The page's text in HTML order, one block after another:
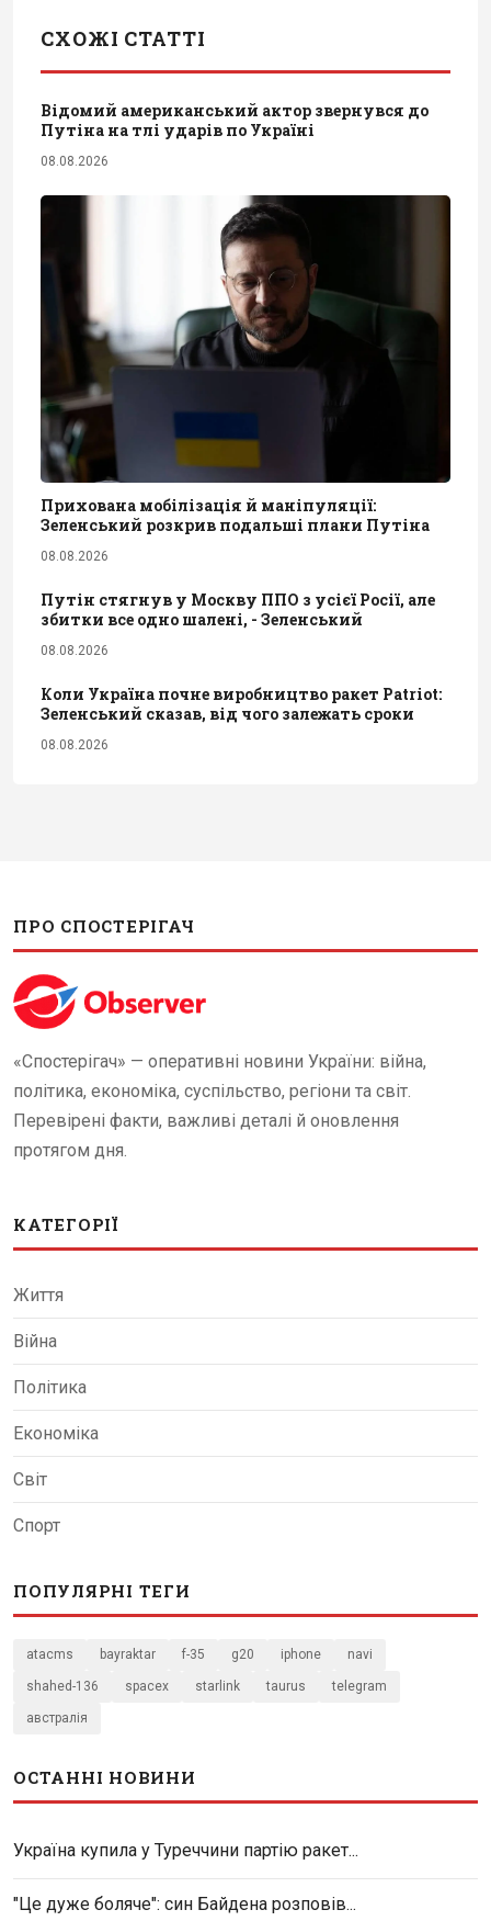
СХОЖІ СТАТТІ
Відомий американський актор звернувся до
Путіна на тлі ударів по Україні
08.08.2026
Прихована мобілізація й маніпуляції:
Зеленський розкрив подальші плани Путіна
08.08.2026
Путін стягнув у Москву ППО з усієї Росії, але
збитки все одно шалені, - Зеленський
08.08.2026
Коли Україна почне виробництво ракет Patriot:
Зеленський сказав, від чого залежать сроки
08.08.2026
ПРО СПОСТЕРІГАЧ
«Спостерігач» — оперативні новини України: війна,
політика, економіка, суспільство, регіони та світ.
Перевірені факти, важливі деталі й оновлення
протягом дня.
КАТЕГОРІЇ
Життя
Війна
Політика
Економіка
Світ
Спорт
ПОПУЛЯРНІ ТЕГИ
atacms bayraktar f-35 g20 iphone navi
shahed-136 spacex starlink taurus telegram
австралія
ОСТАННІ НОВИНИ
Україна купила у Туреччини партію ракет...
"Це дуже боляче": син Байдена розповів...